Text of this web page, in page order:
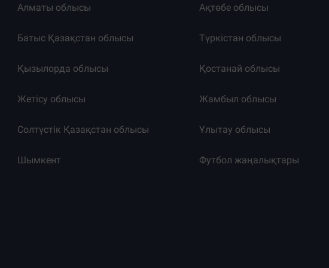
Алматы облысы Ақтөбе облысы
Батыс Қазақстан облысы Түркістан облысы
Қызылорда облысы Қостанай облысы
Жетісу облысы Жамбыл облысы
Солтүстік Қазақстан облысы Ұлытау облысы
Шымкент Футбол жаңалықтары